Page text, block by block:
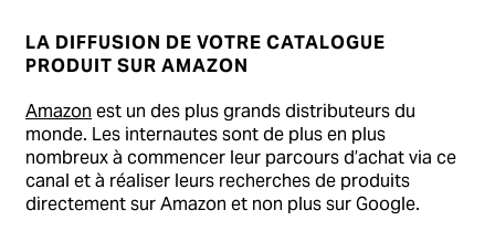
LA DIFFUSION DE VOTRE CATALOGUE
PRODUIT SUR AMAZON
Amazon est un des plus grands distributeurs du
monde. Les internautes sont de plus en plus
nombreux à commencer leur parcours d’achat via ce
canal et à réaliser leurs recherches de produits
directement sur Amazon et non plus sur Google.